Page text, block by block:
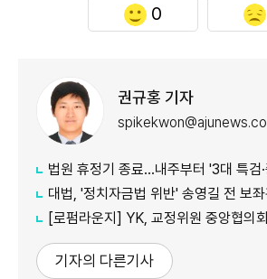
0
권규홍 기자
법원 휴정기 종료...내주부터 '3대 특검·종합특
대법, '정치자금법 위반' 송영길 전 보
[로펌라운지] YK, 교정위원 중앙협의회와 MOU…수용
기자의 다른기사